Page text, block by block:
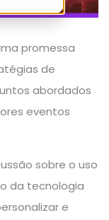
promessa
de
abordados
eventos
sobre o uso
da tecnologia
e